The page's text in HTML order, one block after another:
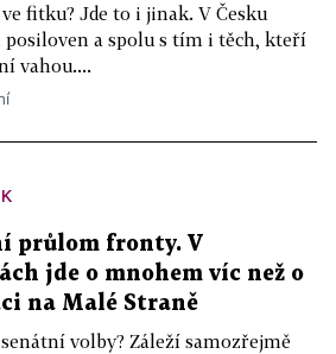
fitku? Jde to i jinak. V Česku
a spolu s tím i těch, kteří
vahou....
průlom fronty. V
jde o mnohem víc než o
na Malé Straně
volby? Záleží samozřejmě